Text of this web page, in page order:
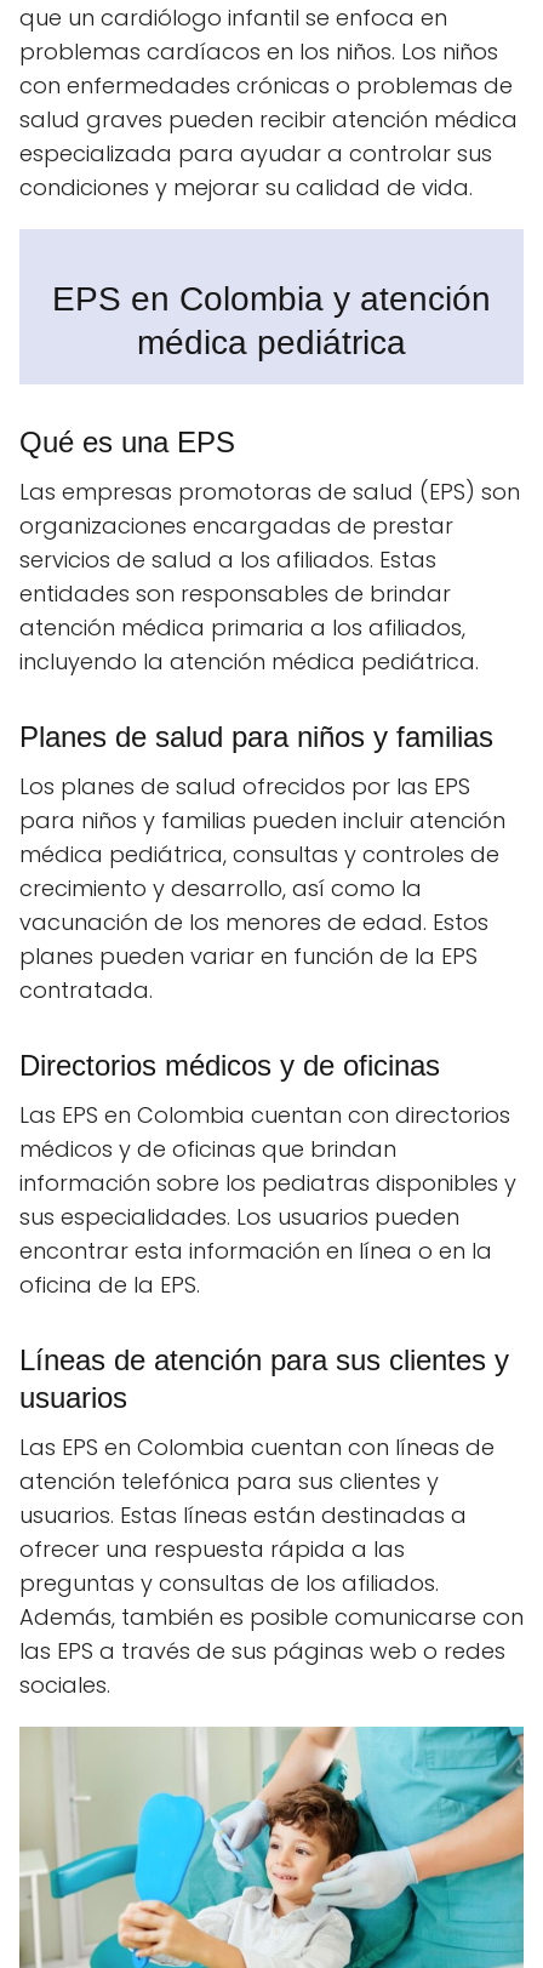
que un cardiólogo infantil se enfoca en
problemas cardíacos en los niños. Los niños
con enfermedades crónicas o problemas de
salud graves pueden recibir atención médica
especializada para ayudar a controlar sus
condiciones y mejorar su calidad de vida.
EPS en Colombia y atención
médica pediátrica
Qué es una EPS
Las empresas promotoras de salud (EPS) son
organizaciones encargadas de prestar
servicios de salud a los afiliados. Estas
entidades son responsables de brindar
atención médica primaria a los afiliados,
incluyendo la atención médica pediátrica.
Planes de salud para niños y familias
Los planes de salud ofrecidos por las EPS
para niños y familias pueden incluir atención
médica pediátrica, consultas y controles de
crecimiento y desarrollo, así como la
vacunación de los menores de edad. Estos
planes pueden variar en función de la EPS
contratada.
Directorios médicos y de oficinas
Las EPS en Colombia cuentan con directorios
médicos y de oficinas que brindan
información sobre los pediatras disponibles y
sus especialidades. Los usuarios pueden
encontrar esta información en línea o en la
oficina de la EPS.
Líneas de atención para sus clientes y
usuarios
Las EPS en Colombia cuentan con líneas de
atención telefónica para sus clientes y
usuarios. Estas líneas están destinadas a
ofrecer una respuesta rápida a las
preguntas y consultas de los afiliados.
Además, también es posible comunicarse con
las EPS a través de sus páginas web o redes
sociales.